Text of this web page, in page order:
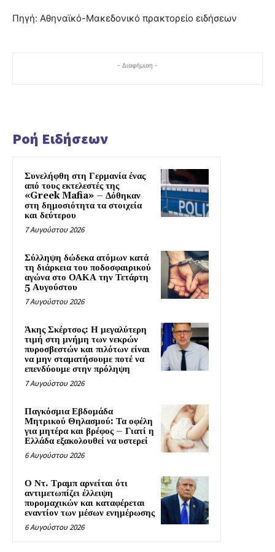
Πηγή: Αθηναϊκό-Μακεδονικό πρακτορείο ειδήσεων
- Διαφήμιση -
Ροή Ειδήσεων
Συνελήφθη στη Γερμανία ένας
από τους εκτελεστές της
«Greek Mafia» – Δόθηκαν
στη δημοσιότητα τα στοιχεία
και δεύτερου
7 Αυγούστου 2026
Σύλληψη δώδεκα ατόμων κατά
τη διάρκεια του ποδοσφαιρικού
αγώνα στο ΟΑΚΑ την Τετάρτη
5 Αυγούστου
7 Αυγούστου 2026
Άκης Σκέρτσος: Η μεγαλύτερη
τιμή στη μνήμη των νεκρών
πυροσβεστών και πιλότων είναι
να μην σταματήσουμε ποτέ να
επενδύουμε στην πρόληψη
7 Αυγούστου 2026
Παγκόσμια Εβδομάδα
Μητρικού Θηλασμού: Τα οφέλη
για μητέρα και βρέφος – Γιατί η
Ελλάδα εξακολουθεί να υστερεί
6 Αυγούστου 2026
Ο Ντ. Τραμπ αρνείται ότι
αντιμετωπίζει έλλειψη
πυρομαχικών και καταφέρεται
εναντίον των μέσων ενημέρωσης
6 Αυγούστου 2026